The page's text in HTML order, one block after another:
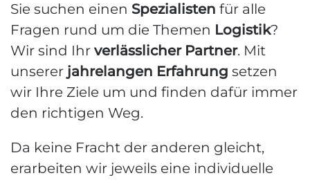
Sie suchen einen Spezialisten für alle
Fragen rund um die Themen Logistik?
Wir sind Ihr verlässlicher Partner. Mit
unserer jahrelangen Erfahrung setzen
wir Ihre Ziele um und finden dafür immer
den richtigen Weg.
Da keine Fracht der anderen gleicht,
erarbeiten wir jeweils eine individuelle